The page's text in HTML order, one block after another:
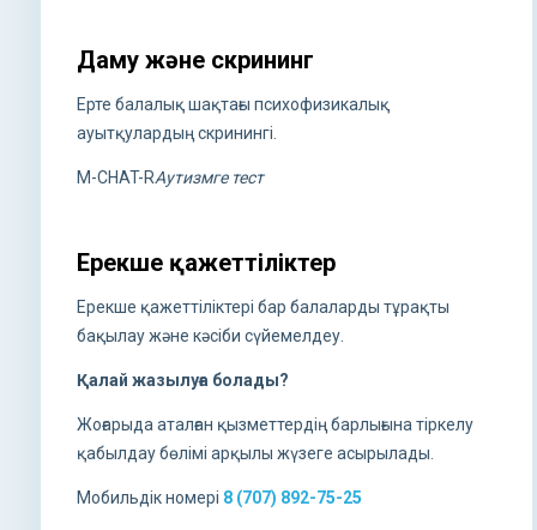
Даму және скрининг
Ерте балалық шақтағы психофизикалық
ауытқулардың скринингі.
M-CHAT-RАутизмге тест
Ерекше қажеттіліктер
Ерекше қажеттіліктері бар балаларды тұрақты
бақылау және кәсіби сүйемелдеу.
Қалай жазылуға болады?
Жоғарыда аталған қызметтердің барлығына тіркелу
қабылдау бөлімі арқылы жүзеге асырылады.
Мобильдік номері 8 (707) 892-75-25